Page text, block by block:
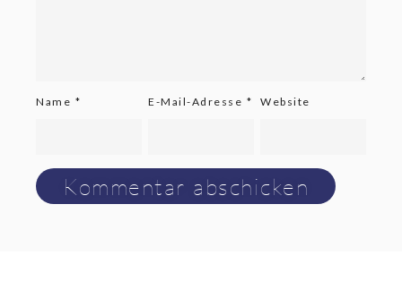
Name * E-Mail-Adresse * Website